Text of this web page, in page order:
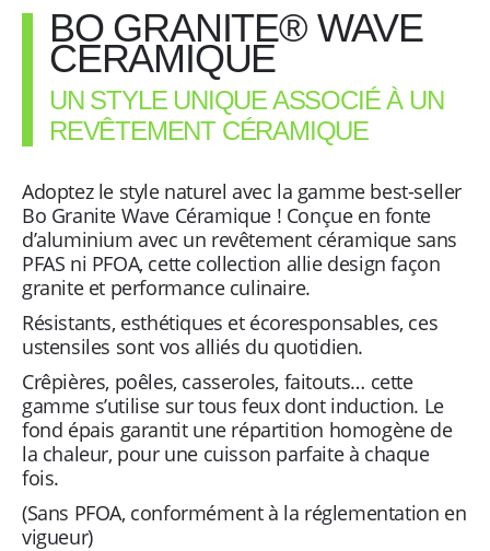
n
p
o
u
r
t
o
u
s
l
GRANITE
WAVE
CERAMIQUE
coloris
Milky
Sapphire
26
cm
BO GRANITE® WAVE
CERAMIQUE
UN STYLE UNIQUE ASSOCIÉ À UN
REVÊTEMENT CÉRAMIQUE
Adoptez le style naturel avec la gamme best-seller
Bo Granite Wave Céramique ! Conçue en fonte
d’aluminium avec un revêtement céramique sans
PFAS ni PFOA, cette collection allie design façon
granite et performance culinaire.
Résistants, esthétiques et écoresponsables, ces
ustensiles sont vos alliés du quotidien.
Crêpières, poêles, casseroles, faitouts… cette
gamme s’utilise sur tous feux dont induction. Le
fond épais garantit une répartition homogène de
la chaleur, pour une cuisson parfaite à chaque
fois.
(Sans PFOA, conformément à la réglementation en
vigueur)